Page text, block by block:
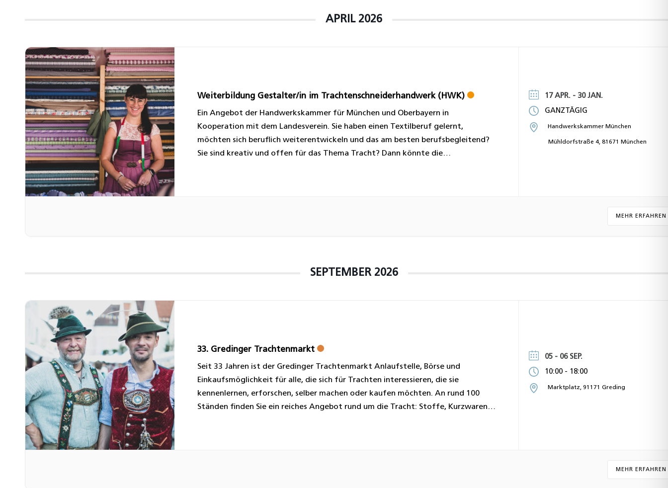
APRIL 2026
Weiterbildung Gestalter/in im Trachtenschneiderhandwerk (HWK)
Ein Angebot der Handwerkskammer für München und Oberbayern in
Kooperation mit dem Landesverein. Sie haben einen Textilberuf gelernt,
möchten sich beruflich weiterentwickeln und das am besten berufsbegleitend?
Sie sind kreativ und offen für das Thema Tracht? Dann könnte die
17 APR. - 30 JAN.
GANZTÄGIG
Handwerkskammer München
Mühldorfstraße 4, 81671 München
MEHR ERFAHREN
SEPTEMBER 2026
33. Gredinger Trachtenmarkt
Seit 33 Jahren ist der Gredinger Trachtenmarkt Anlaufstelle, Börse und
Einkaufsmöglichkeit für alle, die sich für Trachten interessieren, die sie
kennenlernen, erforschen, selber machen oder kaufen möchten. An rund 100
Ständen finden Sie ein reiches Angebot rund um die Tracht: Stoffe, Kurzwaren,
05 - 06 SEP.
10:00 - 18:00
Marktplatz, 91171 Greding
MEHR ERFAHREN